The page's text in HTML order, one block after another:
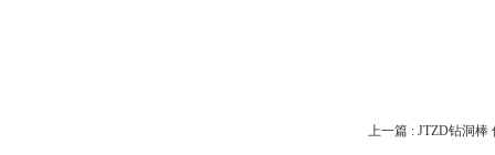
上一篇 : JTZD钻洞棒